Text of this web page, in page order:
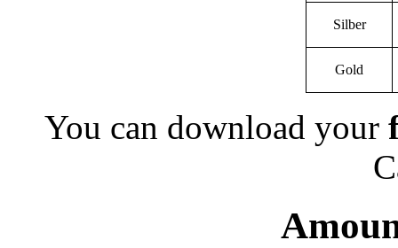
Silber
Gold
You can download your